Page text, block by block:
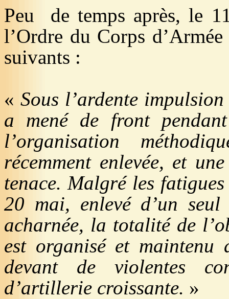
Peu
de temps après, le
l’Ordre du Corps
suivants :
« Sous l’ardente
a mené de front
l’organisation
récemment enlevée, et une
tenace. Malgré les
20 mai, enlevé d’un
acharnée, la totalité de
est organisé et maintenu
devant de violentes
d’artillerie croissante. »